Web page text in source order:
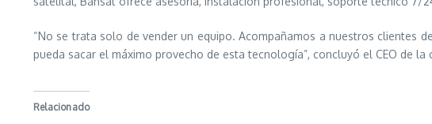
“No se trata solo de vender un equipo. Acompañamos a nuestros clientes
pueda sacar el máximo provecho de esta tecnología”, concluyó el CEO de la
Relacionado